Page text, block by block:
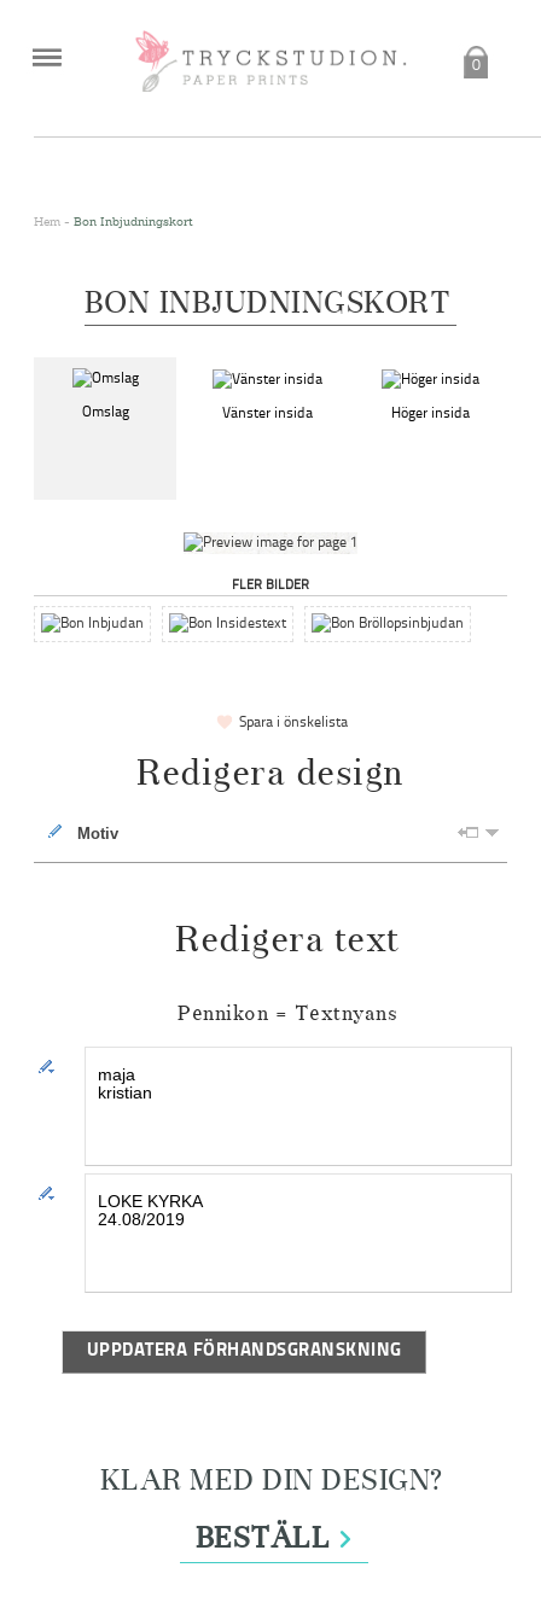
0
Hem - Bon Inbjudningskort
BON INBJUDNINGSKORT
Omslag Vänster insida Höger insida
FLER BILDER
Spara i önskelista
Redigera design
Motiv
Redigera text
Pennikon = Textnyans
UPPDATERA FÖRHANDSGRANSKNING
KLAR MED DIN DESIGN?
BESTÄLL >